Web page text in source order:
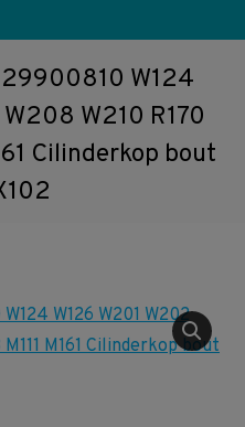
W124
W210 R170
Cilinderkop bout